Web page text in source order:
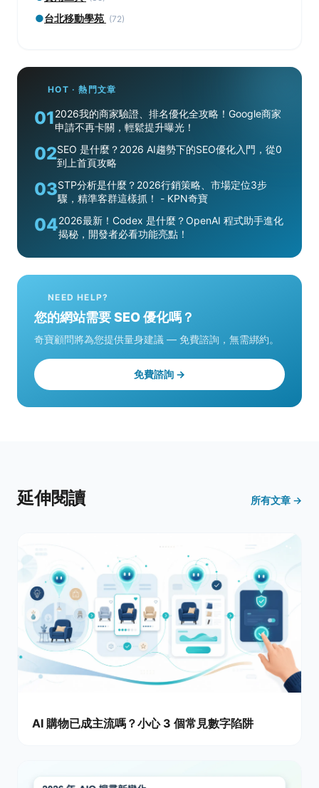
●台北移動學苑 (72)
HOT · 熱門文章
012026我的商家驗證、排名優化全攻略！Google商家
申請不再卡關，輕鬆提升曝光！
02SEO 是什麼？2026 AI趨勢下的SEO優化入門，從0
到上首頁攻略
03STP分析是什麼？2026行銷策略、市場定位3步
驟，精準客群這樣抓！ - KPN奇寶
042026最新！Codex 是什麼？OpenAI 程式助手進化
揭秘，開發者必看功能亮點！
NEED HELP?
您的網站需要 SEO 優化嗎？
奇寶顧問將為您提供量身建議 — 免費諮詢，無需綁約。
免費諮詢 →
延伸閱讀 所有文章 →
AI 購物已成主流嗎？小心 3 個常見數字陷阱